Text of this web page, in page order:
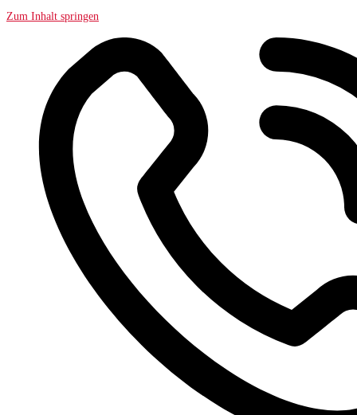
Zum Inhalt springen